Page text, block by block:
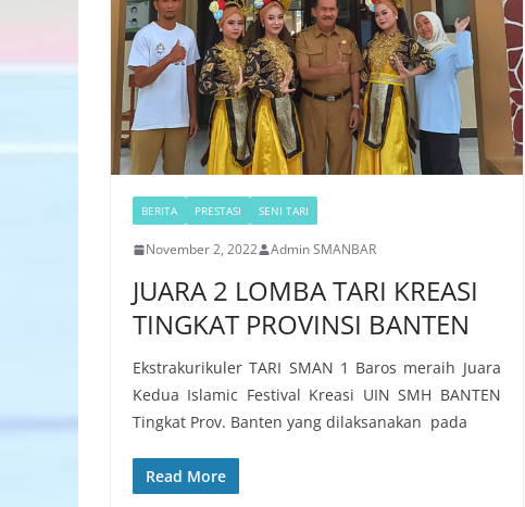
BERITA PRESTASI SENI TARI
November 2, 2022 Admin SMANBAR
JUARA 2 LOMBA TARI KREASI
TINGKAT PROVINSI BANTEN
Ekstrakurikuler TARI SMAN 1 Baros meraih Juara
Kedua Islamic Festival Kreasi UIN SMH BANTEN
Tingkat Prov. Banten yang dilaksanakan pada
Read More